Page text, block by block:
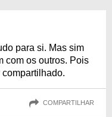
para si. Mas sim
com os outros. Pois
COMPARTILHAR